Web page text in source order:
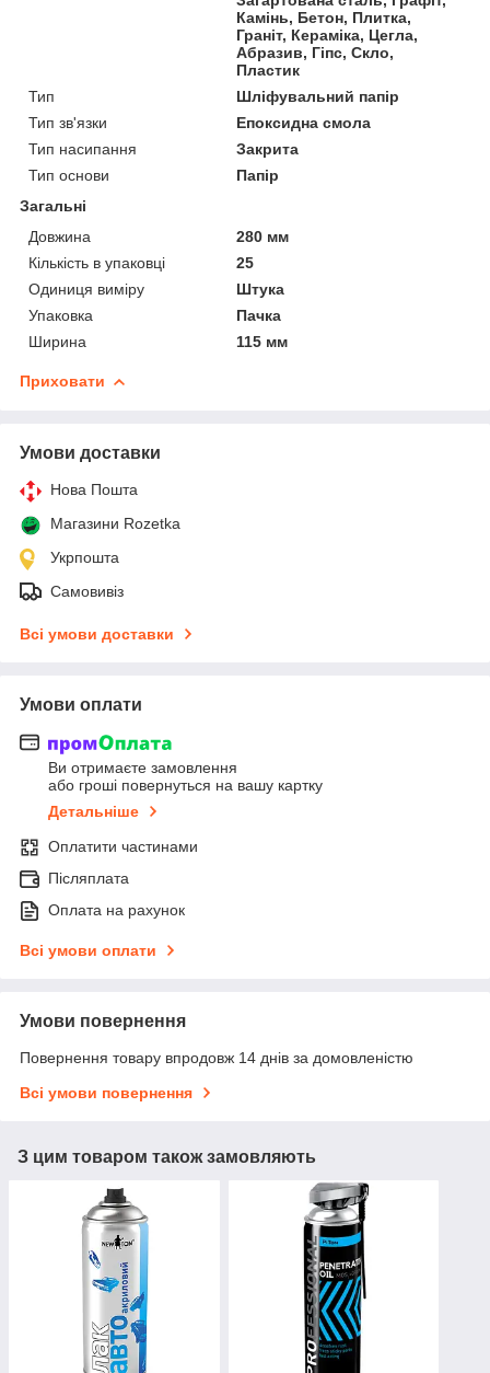
Камінь, Бетон, Плитка,
Граніт, Кераміка, Цегла,
Абразив, Гіпс, Скло,
Пластик
Тип
Шліфувальний папір
Тип зв'язки
Епоксидна смола
Тип насипання
Закрита
Тип основи
Папір
Загальні
Довжина
280 мм
Кількість в упаковці
25
Одиниця виміру
Штука
Упаковка
Пачка
Ширина
115 мм
Приховати
Умови доставки
Нова Пошта
Магазини Rozetka
Укрпошта
Самовивіз
Всі умови доставки
Умови оплати
Ви отримаєте замовлення
або гроші повернуться на вашу картку
Детальніше
Оплатити частинами
Післяплата
Оплата на рахунок
Всі умови оплати
Умови повернення
Повернення товару впродовж 14 днів за домовленістю
Всі умови повернення
З цим товаром також замовляють